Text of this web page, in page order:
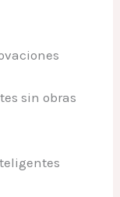
sin obras